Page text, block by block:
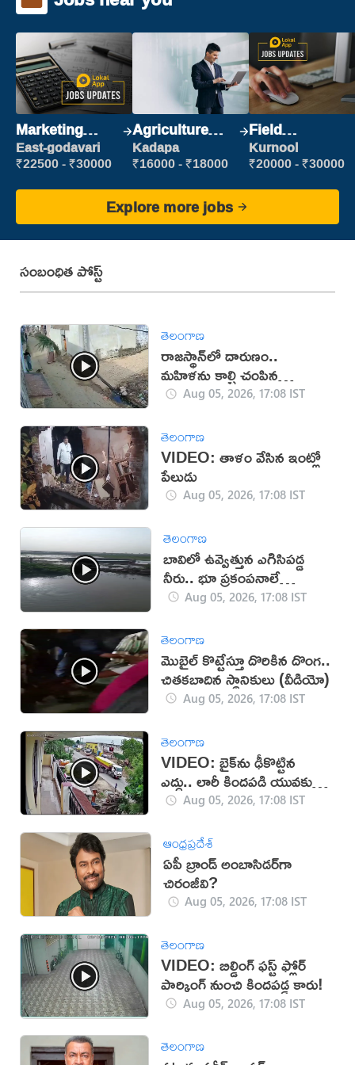
Marketing
Executive
East-godavari
₹22500 - ₹30000
Agriculture
Labour
Kadapa
₹16000 - ₹18000
Field
Marketing
Executive
Kurnool
₹20000 - ₹30000
Explore more jobs
సంబంధిత పోస్ట్
తెలంగాణ
రాజస్థాన్‌లో దారుణం..
మహిళను కాల్చి చంపిన
యువకుడు (వీడియో)
Aug 05, 2026, 17:08 IST
తెలంగాణ
VIDEO: తాళం వేసిన ఇంట్లో
పేలుడు
Aug 05, 2026, 17:08 IST
తెలంగాణ
బావిలో ఉవ్వెత్తున ఎగిసిపడ్డ
నీరు.. భూ ప్రకంపనాలే
కారణమా?
Aug 05, 2026, 17:08 IST
తెలంగాణ
మొబైల్ కొట్టేస్తూ దొరికిన దొంగ..
చితకబాదిన స్థానికులు (వీడియో)
Aug 05, 2026, 17:08 IST
తెలంగాణ
VIDEO: బైక్‌ను ఢీకొట్టిన
ఎద్దు.. లారీ కిందపడి యువకుడు
మృతి!Aug 05, 2026, 17:08 IST
ఆంధ్రప్రదేశ్
ఏపీ బ్రాండ్ అంబాసిడర్‌గా
చిరంజీవి?
Aug 05, 2026, 17:08 IST
తెలంగాణ
VIDEO: బిల్డింగ్ ఫస్ట్ ఫ్లోర్
పార్కింగ్ నుంచి కిందపడ్డ కారు!
Aug 05, 2026, 17:08 IST
తెలంగాణ